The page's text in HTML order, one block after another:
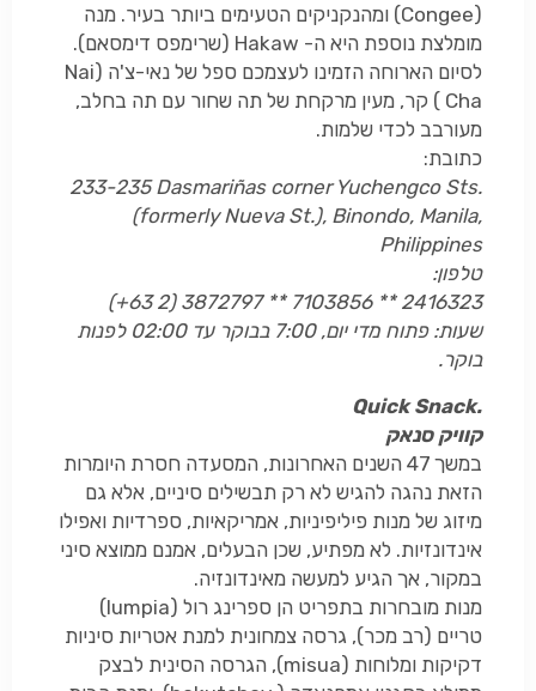
(
Congee) ומהנקניקים הטעימים ביותר בעיר. מנה
מומלצת נוספת היא ה- Hakaw (שרימפס דימסאם).
לסיום הארוחה הזמינו לעצמכם ספל של נאי-צ'ה (Nai
Cha ) קר, מעין מרקחת של תה שחור עם תה בחלב,
מעורבב לכדי שלמות.
כתובת:
233-235 Dasmariñas corner Yuchengco Sts.
(formerly Nueva St.), Binondo, Manila,
Philippines
טלפון:
(+63 2) 3872797 ** 7103856 ** 2416323
שעות: פתוח מדי יום, 7:00 בבוקר עד 02:00 לפנות
בוקר.
Quick Snack.
קוויק סנאק
במשך 47 השנים האחרונות, המסעדה חסרת היומרות
הזאת נהגה להגיש לא רק תבשילים סיניים, אלא גם
מיזוג של מנות פיליפיניות, אמריקאיות, ספרדיות ואפילו
אינדונזיות. לא מפתיע, שכן הבעלים, אמנם ממוצא סיני
במקור, אך הגיע למעשה מאינדונזיה.
מנות מובחרות בתפריט הן ספרינג רול (lumpia
)
טריים (רב מכר), גרסה צמחונית למנת אטריות סיניות
דקיקות ומלוחות (misua), הגרסה הסינית לבצק